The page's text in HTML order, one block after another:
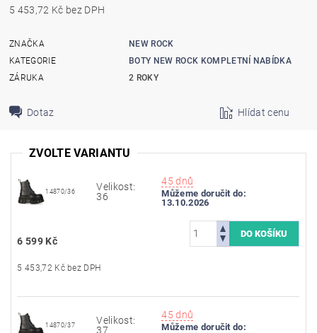
5 453,72 Kč bez DPH
ZNAČKA
NEW ROCK
KATEGORIE
BOTY NEW ROCK KOMPLETNÍ NABÍDKA
ZÁRUKA
2 ROKY
Dotaz Hlídat cenu
ZVOLTE VARIANTU
14870/36
Velikost:
36
45 dnů
Můžeme doručit do:
13.10.2026
6 599 Kč
5 453,72 Kč bez DPH
14870/37
Velikost:
37
45 dnů
Můžeme doručit do: